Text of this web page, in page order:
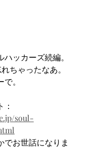
ッカーズ続編。
ちゃったなあ。
。
soul-
でお世話になりま